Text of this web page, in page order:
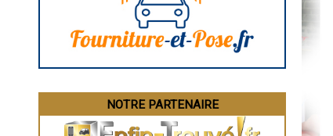
Brive-la-Gaillarde
Guéret
Besançon
Évreux
Chartres
NOTRE PARTENAIRE